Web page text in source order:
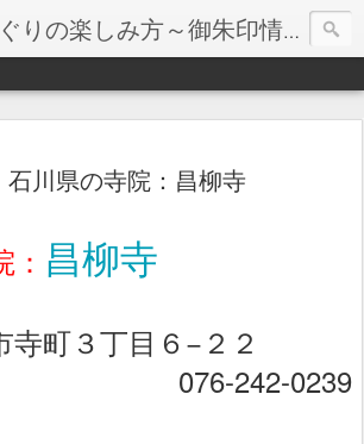
神社・お寺めぐりの楽しみ方～御朱印情報マップ～
石川県の寺院：昌柳寺
昌柳寺
寺町３丁目６−２２
242-0239